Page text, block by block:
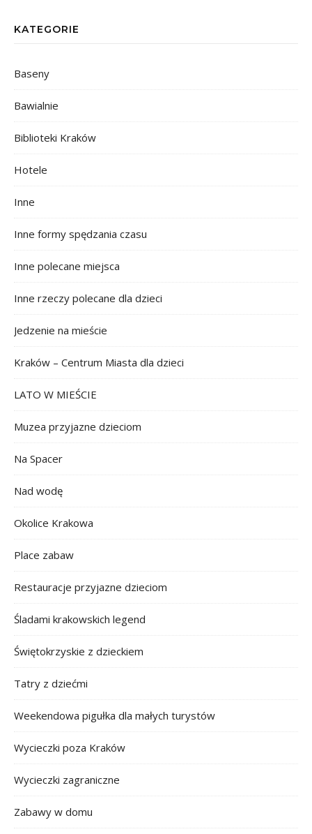
KATEGORIE
Baseny
Bawialnie
Biblioteki Kraków
Hotele
Inne
Inne formy spędzania czasu
Inne polecane miejsca
Inne rzeczy polecane dla dzieci
Jedzenie na mieście
Kraków – Centrum Miasta dla dzieci
LATO W MIEŚCIE
Muzea przyjazne dzieciom
Na Spacer
Nad wodę
Okolice Krakowa
Place zabaw
Restauracje przyjazne dzieciom
Śladami krakowskich legend
Świętokrzyskie z dzieckiem
Tatry z dziećmi
Weekendowa pigułka dla małych turystów
Wycieczki poza Kraków
Wycieczki zagraniczne
Zabawy w domu